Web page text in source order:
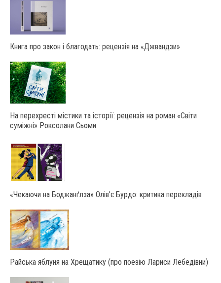
Книга про закон і благодать: рецензія на «Джвандзи»
На перехресті містики та історії: рецензія на роман «Світи
суміжні» Роксолани Сьоми
«Чекаючи на Боджанґлза» Олів’є Бурдо: критика перекладів
Райська яблуня на Хрещатику (про поезію Лариси Лебедівни)